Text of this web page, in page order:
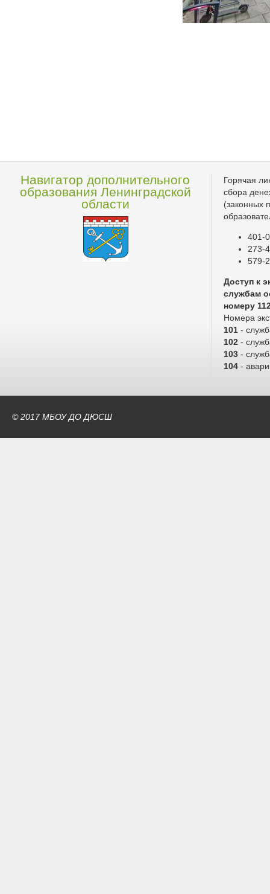
Навигатор дополнительного
образования Ленинградской
области
Горячая
сбора
(законных
401-
273-
579-
Доступ к
службам
номеру
Номера
101-
102-
103-
104-
© 2017 МБОУ ДО ДЮСШ